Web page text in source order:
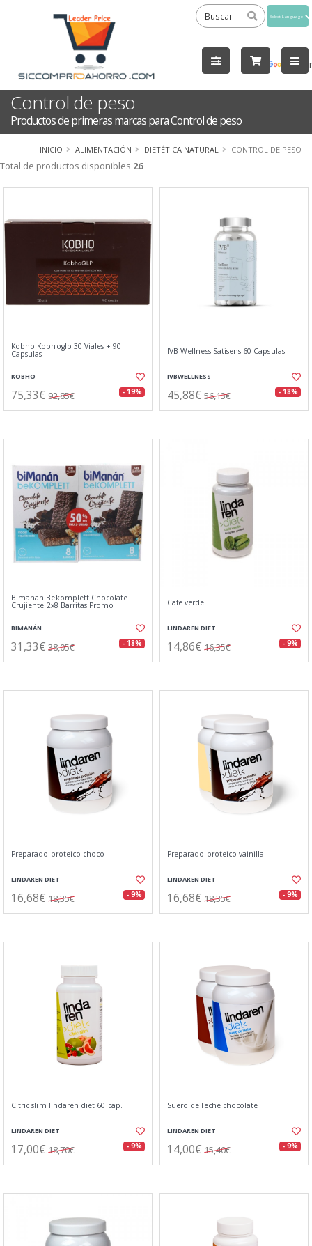
by
Control de peso
Productos de primeras marcas para Control de peso
INICIO ALIMENTACIÓN DIETÉTICA NATURAL CONTROL DE PESO
Total de productos disponibles 26
Kobho Kobhoglp 30 Viales + 90
Capsulas
KOBHO
75,33€ 92,85€ - 19%
IVB Wellness Satisens 60 Capsulas
IVBWELLNESS
45,88€ 56,13€ - 18%
Bimanan Bekomplett Chocolate
Crujiente 2x8 Barritas Promo
BIMANÁN
31,33€ 38,05€ - 18%
Cafe verde
LINDAREN DIET
14,86€ 16,35€ - 9%
Preparado proteico choco
LINDAREN DIET
16,68€ 18,35€ - 9%
Preparado proteico vainilla
LINDAREN DIET
16,68€ 18,35€ - 9%
Citric slim lindaren diet 60 cap.
LINDAREN DIET
17,00€ 18,70€ - 9%
Suero de leche chocolate
LINDAREN DIET
14,00€ 15,40€ - 9%